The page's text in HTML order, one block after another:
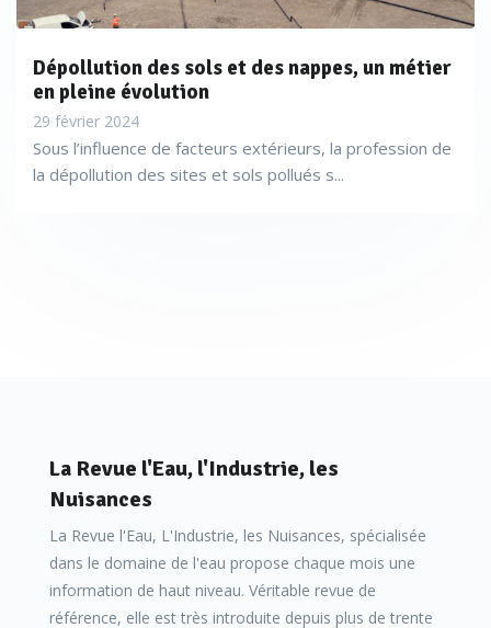
Sans doute à cause de l’obligation d’établir un PCT, de plus
en plus de sociétés de travaux se dotent de leurs propres
laboratoires pour la réalisation d’essais préalables, ainsi
sites industriels posent en effet des problèmes de pollution
complexes pour lesquels il n’existe pas de solution
toute prête sur le marché. Notre outil laboratoire permet de
dimensionner des solutions à façon, réalistes techniquement
et financièrement robustes» affirme ainsi Amélie Rognon,
pour Ortec Soleo. La société Colas Environnement a
Dépollution des sols et des nappes, un métier
en pleine évolution
29 février 2024
Sous l’influence de facteurs extérieurs, la profession de
la dépollution des sites et sols pollués s...
La Revue l'Eau, l'Industrie, les
Nuisances
La Revue l'Eau, L'Industrie, les Nuisances, spécialisée
dans le domaine de l'eau propose chaque mois une
information de haut niveau. Véritable revue de
référence, elle est très introduite depuis plus de trente